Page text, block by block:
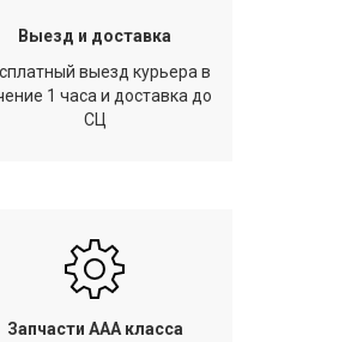
Выезд и доставка
выезд курьера в
1 часа и доставка до
СЦ
Запчасти AAA класса